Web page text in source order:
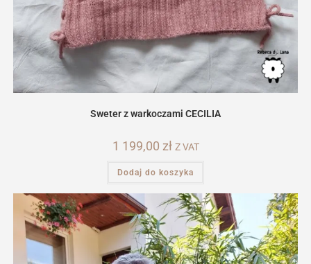
Sweter z warkoczami CECILIA
1 199,00 zł Z VAT
Dodaj do koszyka